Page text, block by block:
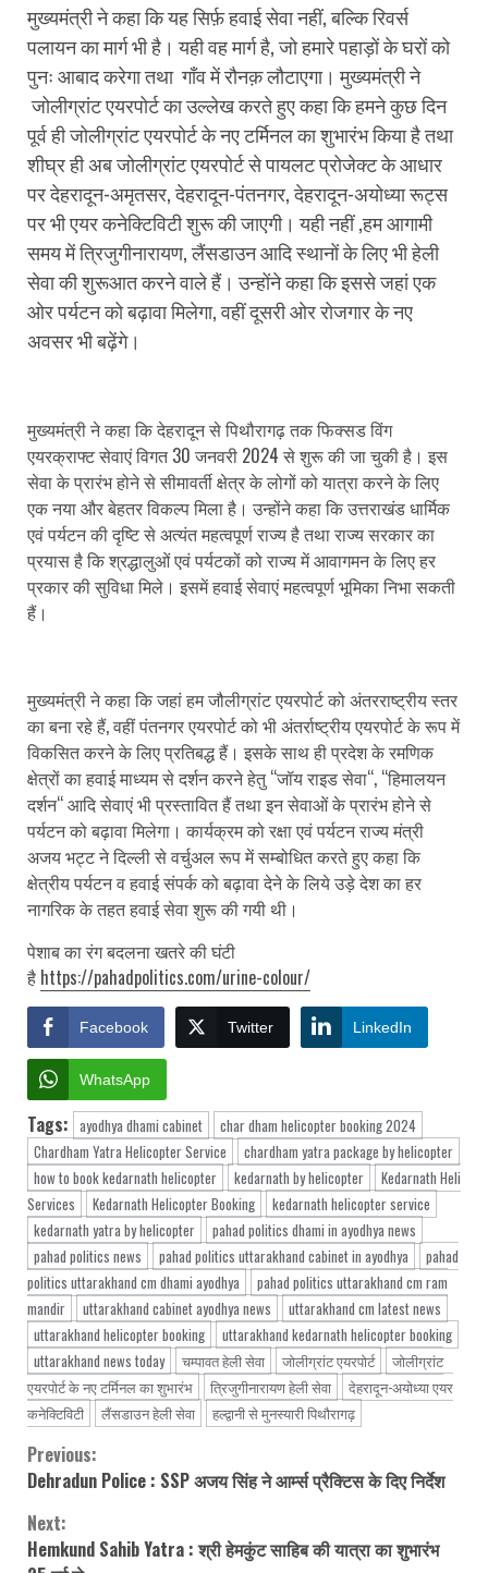
मुख्यमंत्री ने कहा कि यह सिर्फ़ हवाई सेवा नहीं, बल्कि रिवर्स
पलायन का मार्ग भी है। यही वह मार्ग है, जो हमारे पहाड़ों के घरों को
पुनः आबाद करेगा तथा गाँव में रौनक़ लौटाएगा। मुख्यमंत्री ने
जोलीग्रांट एयरपोर्ट का उल्लेख करते हुए कहा कि हमने कुछ दिन
पूर्व ही जोलीग्रांट एयरपोर्ट के नए टर्मिनल का शुभारंभ किया है तथा
शीघ्र ही अब जोलीग्रांट एयरपोर्ट से पायलट प्रोजेक्ट के आधार
पर देहरादून-अमृतसर, देहरादून-पंतनगर, देहरादून-अयोध्या रूट्स
पर भी एयर कनेक्टिविटी शुरू की जाएगी। यही नहीं ,हम आगामी
समय में त्रिजुगीनारायण, लैंसडाउन आदि स्थानों के लिए भी हेली
सेवा की शुरूआत करने वाले हैं। उन्होंने कहा कि इससे जहां एक
ओर पर्यटन को बढ़ावा मिलेगा, वहीं दूसरी ओर रोजगार के नए
अवसर भी बढ़ेंगे।
मुख्यमंत्री ने कहा कि देहरादून से पिथौरागढ़ तक फिक्सड विंग
एयरक्राफ्ट सेवाएं विगत 30 जनवरी 2024 से शुरू की जा चुकी है। इस
सेवा के प्रारंभ होने से सीमावर्ती क्षेत्र के लोगों को यात्रा करने के लिए
एक नया और बेहतर विकल्प मिला है। उन्होंने कहा कि उत्तराखंड धार्मिक
एवं पर्यटन की दृष्टि से अत्यंत महत्वपूर्ण राज्य है तथा राज्य सरकार का
प्रयास है कि श्रद्धालुओं एवं पर्यटकों को राज्य में आवागमन के लिए हर
प्रकार की सुविधा मिले। इसमें हवाई सेवाएं महत्वपूर्ण भूमिका निभा सकती
हैं।
मुख्यमंत्री ने कहा कि जहां हम जौलीग्रांट एयरपोर्ट को अंतरराष्ट्रीय स्तर
का बना रहे हैं, वहीं पंतनगर एयरपोर्ट को भी अंतर्राष्ट्रीय एयरपोर्ट के रूप में
विकसित करने के लिए प्रतिबद्ध हैं। इसके साथ ही प्रदेश के रमणिक
क्षेत्रों का हवाई माध्यम से दर्शन करने हेतु “जॉय राइड सेवा“, “हिमालयन
दर्शन“ आदि सेवाएं भी प्रस्तावित हैं तथा इन सेवाओं के प्रारंभ होने से
पर्यटन को बढ़ावा मिलेगा। कार्यक्रम को रक्षा एवं पर्यटन राज्य मंत्री
अजय भट्ट ने दिल्ली से वर्चुअल रूप में सम्बोधित करते हुए कहा कि
क्षेत्रीय पर्यटन व हवाई संपर्क को बढ़ावा देने के लिये उड़े देश का हर
नागरिक के तहत हवाई सेवा शुरू की गयी थी।
पेशाब का रंग बदलना खतरे की घंटी
है https://pahadpolitics.com/urine-colour/
Facebook Twitter LinkedIn
WhatsApp
Tags: ayodhya dhami cabinet
char dham helicopter booking 2024
Chardham Yatra Helicopter Service
chardham yatra package by helicopter
how to book kedarnath helicopter
kedarnath by helicopter
Kedarnath Heli
Services
Kedarnath Helicopter Booking
kedarnath helicopter service
kedarnath yatra by helicopter
pahad politics dhami in ayodhya news
pahad politics news
pahad politics uttarakhand cabinet in ayodhya
pahad
politics uttarakhand cm dhami ayodhya
pahad politics uttarakhand cm ram
mandir
uttarakhand cabinet ayodhya news
uttarakhand cm latest news
uttarakhand helicopter booking
uttarakhand kedarnath helicopter booking
uttarakhand news today
चम्पावत हेली सेवा जोलीग्रांट एयरपोर्ट
जोलीग्रांट
एयरपोर्ट के नए टर्मिनल का शुभारंभ
त्रिजुगीनारायण हेली सेवा
देहरादून-अयोध्या एयर
कनेक्टिविटी
लैंसडाउन हेली सेवा हल्द्वानी से मुनस्यारी पिथौरागढ़
Continue
Previous:
Dehradun Police : SSP अजय सिंह ने आर्म्स प्रैक्टिस के दिए निर्देश
Next:
Hemkund Sahib Yatra : श्री हेमकुंट साहिब की यात्रा का शुभारंभ